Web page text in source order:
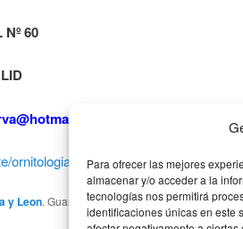
Para ofrecer las mejores
almacenar y/o acceder a la
tecnologías nos permitirá
identificaciones únicas en este
60
ornitologiavallisoletana
y Leon. Guarda elenlace permanente.